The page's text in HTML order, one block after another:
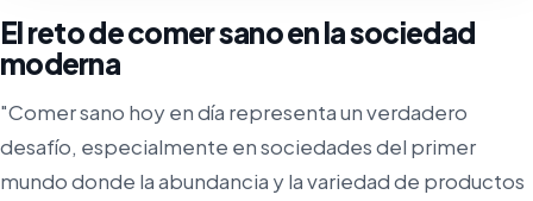
El reto de comer sano en la sociedad
moderna
"Comer sano hoy en día representa un verdadero
desafío, especialmente en sociedades del primer
mundo donde la abundancia y la variedad de productos